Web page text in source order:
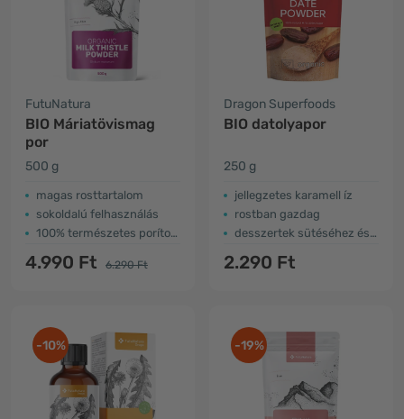
FutuNatura
BIO Máriatövismag
por
500 g
magas rosttartalom
sokoldalú felhasználás
100% természetes porított mag
4.990 Ft 6.290 Ft
Dragon Superfoods
BIO datolyapor
250 g
jellegzetes karamell íz
rostban gazdag
desszertek sütéséhez és édesítéséhez
2.290 Ft
-10% -19%